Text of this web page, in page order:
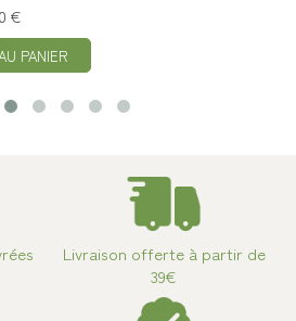
Livraison offerte à partir de
39€